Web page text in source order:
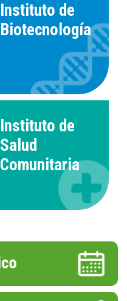
Instituto de
Biotecnología
Instituto de
Salud
Comunitaria